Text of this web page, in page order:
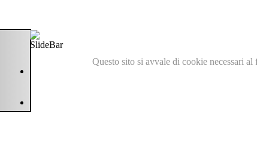
Questo sito si avvale di cookie necessari